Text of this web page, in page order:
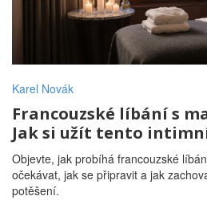
Karel Novák
Francouzské líbání s
Jak si užít tento
Objevte, jak probíhá francouzské
očekávat, jak se připravit a jak
potěšení.